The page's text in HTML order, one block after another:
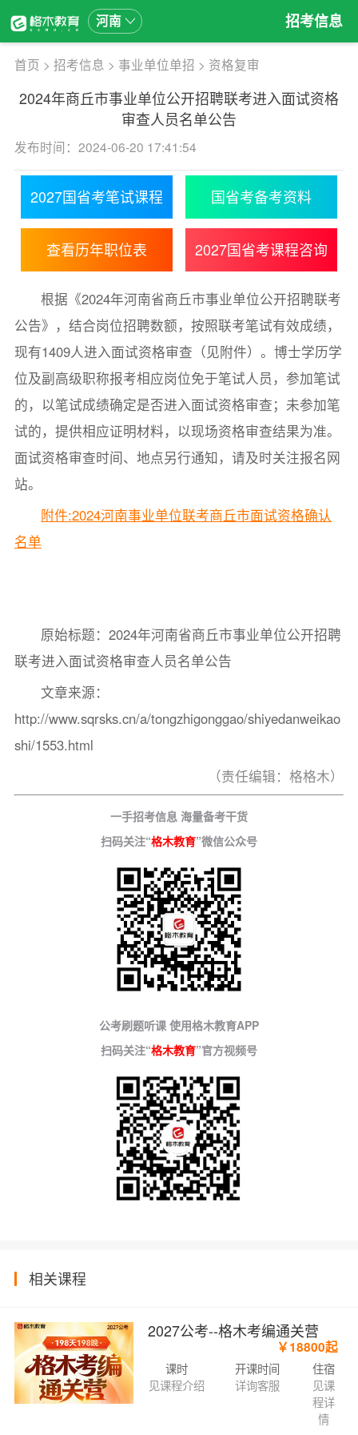
河南 招考信息
首页 > 招考信息 > 事业单位单招 > 资格复审
2024年商丘市事业单位公开招聘联考进入面试资格
审查人员名单公告
发布时间：2024-06-20 17:41:54
2027国省考笔试课程 国省考备考资料
查看历年职位表 2027国省考课程咨询
根据《2024年河南省商丘市事业单位公开招聘联考
公告》，结合岗位招聘数额，按照联考笔试有效成绩，
现有1409人进入面试资格审查（见附件）。博士学历学
位及副高级职称报考相应岗位免于笔试人员，参加笔试
的，以笔试成绩确定是否进入面试资格审查；未参加笔
试的，提供相应证明材料，以现场资格审查结果为准。
面试资格审查时间、地点另行通知，请及时关注报名网
站。
附件:2024河南事业单位联考商丘市面试资格确认
名单
原始标题：2024年河南省商丘市事业单位公开招聘
联考进入面试资格审查人员名单公告
文章来源：
http://www.sqrsks.cn/a/tongzhigonggao/shiyedanweikao
shi/1553.html
（责任编辑：格格木）
一手招考信息 海量备考干货
扫码关注“格木教育”微信公众号
公考刷题听课 使用格木教育APP
扫码关注“格木教育”官方视频号
相关课程
2027公考--格木考编通关营
￥18800起
课时
见课程介绍
开课时间
详询客服
住宿
见课
程详
情